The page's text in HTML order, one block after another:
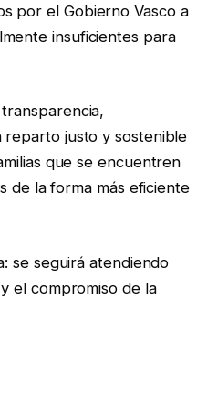
por el Gobierno Vasco a
insuficientes para
reparto justo y sostenible
que se encuentren
de la forma más eficiente
se seguirá atendiendo
el compromiso de la